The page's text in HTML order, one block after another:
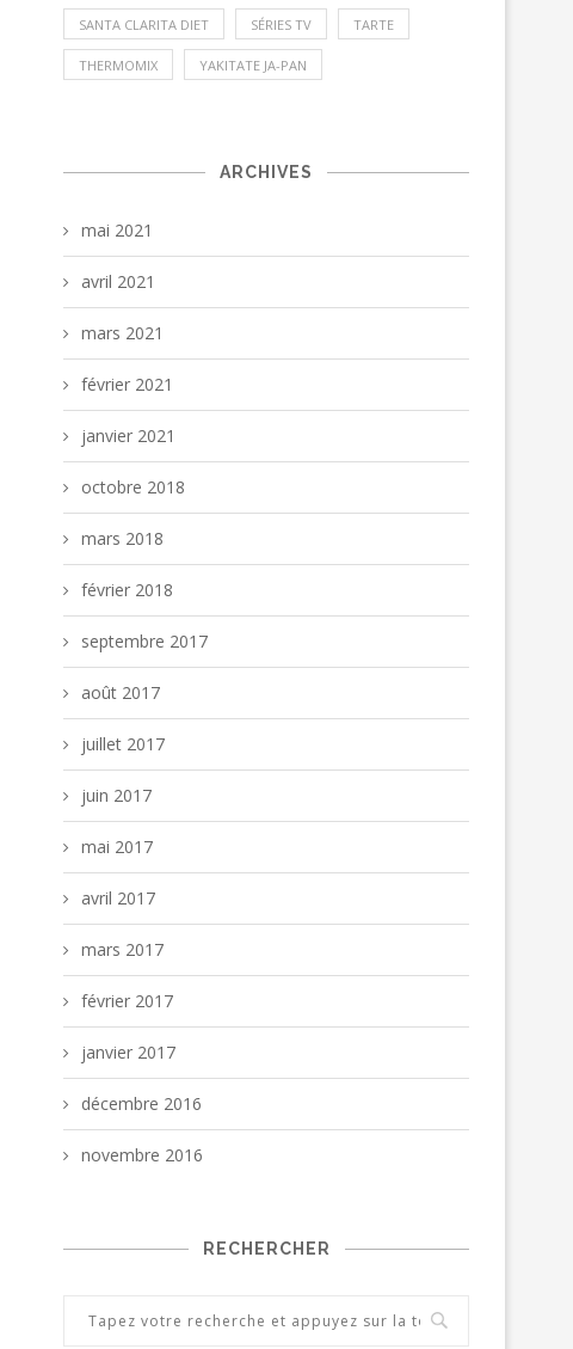
SANTA CLARITA DIET SÉRIES TV TARTE
THERMOMIX YAKITATE JA-PAN
ARCHIVES
mai 2021
avril 2021
mars 2021
février 2021
janvier 2021
octobre 2018
mars 2018
février 2018
septembre 2017
août 2017
juillet 2017
juin 2017
mai 2017
avril 2017
mars 2017
février 2017
janvier 2017
décembre 2016
novembre 2016
RECHERCHER